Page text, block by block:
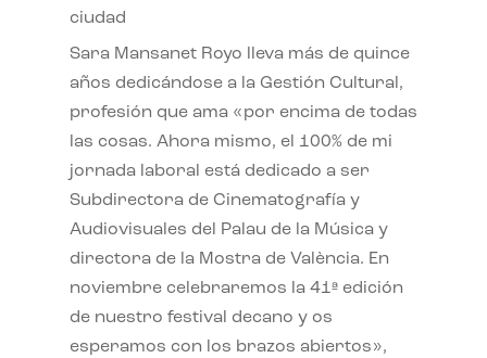
ciudad
Sara Mansanet Royo lleva más de quince
años dedicándose a la Gestión Cultural,
profesión que ama «por encima de todas
las cosas. Ahora mismo, el 100% de mi
jornada laboral está dedicado a ser
Subdirectora de Cinematografía y
Audiovisuales del Palau de la Música y
directora de la Mostra de València. En
noviembre celebraremos la 41ª edición
de nuestro festival decano y os
esperamos con los brazos abiertos»,